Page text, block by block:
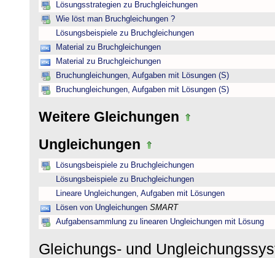
Lösungsstrategien zu Bruchgleichungen
Wie löst man Bruchgleichungen ?
Lösungsbeispiele zu Bruchgleichungen
Material zu Bruchgleichungen
Material zu Bruchgleichungen
Bruchungleichungen, Aufgaben mit Lösungen (S)
Bruchungleichungen, Aufgaben mit Lösungen (S)
Weitere Gleichungen
Ungleichungen
Lösungsbeispiele zu Bruchgleichungen
Lösungsbeispiele zu Bruchgleichungen
Lineare Ungleichungen, Aufgaben mit Lösungen
Lösen von Ungleichungen SMART
Aufgabensammlung zu linearen Ungleichungen mit Lösung
Gleichungs- und